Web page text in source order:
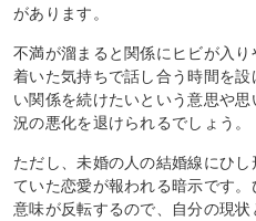
があります。
不満が溜まると関係にヒビが入
着いた気持ちで話し合う時間を
い関係を続けたいという意思や
況の悪化を退けられるでしょう。
ただし、未婚の人の結婚線にひ
ていた恋愛が報われる暗示です
意味が反転するので、自分の現